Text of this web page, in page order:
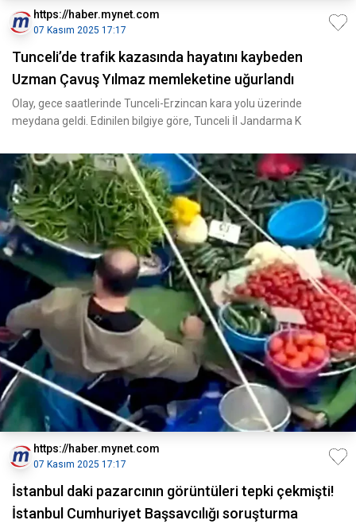
https://haber.mynet.com
07 Kasım 2025 17:17
Tunceli’de trafik kazasında hayatını kaybeden
Uzman Çavuş Yılmaz memleketine uğurlandı
Olay, gece saatlerinde Tunceli-Erzincan kara yolu üzerinde
meydana geldi. Edinilen bilgiye göre, Tunceli İl Jandarma K
https://haber.mynet.com
07 Kasım 2025 17:17
İstanbul daki pazarcının görüntüleri tepki çekmişti!
İstanbul Cumhuriyet Başsavcılığı soruşturma